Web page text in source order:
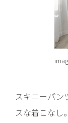
スキニーパ
スな着こなし